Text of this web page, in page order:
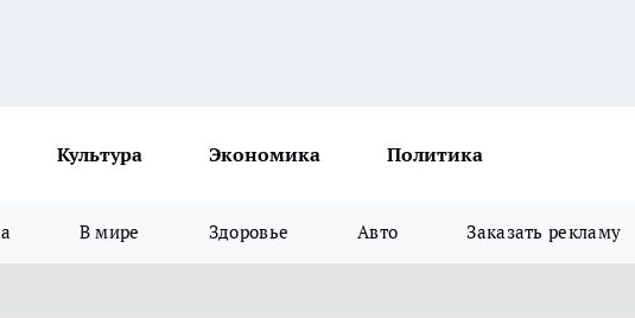
Культура Экономика Политика
В мире Здоровье Авто Заказать рекламу